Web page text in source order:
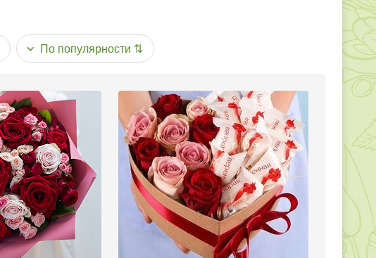
По популярности ⇅